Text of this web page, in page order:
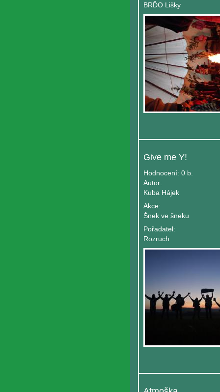
BRĎO Lišky
Give me Y!
Hodnocení: 0 b.
Autor:
Kuba Hájek
Akce:
Šnek ve šneku
Pořadatel:
Rozruch